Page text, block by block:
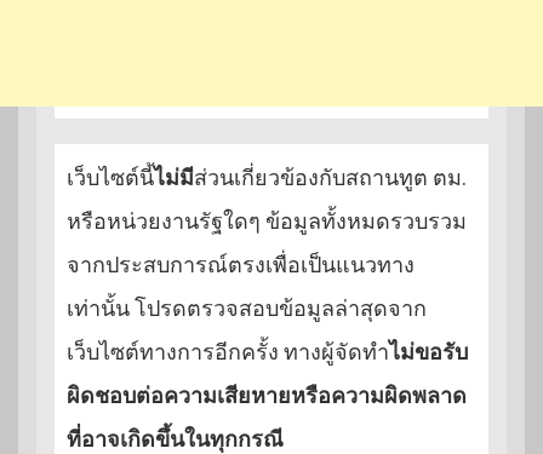
เว็บไซต์นี้ไม่มีส่วนเกี่ยวข้องกับสถานทูต ตม.
หรือหน่วยงานรัฐใดๆ ข้อมูลทั้งหมดรวบรวม
จากประสบการณ์ตรงเพื่อเป็นแนวทาง
เท่านั้น โปรดตรวจสอบข้อมูลล่าสุดจาก
เว็บไซต์ทางการอีกครั้ง ทางผู้จัดทำไม่ขอรับ
ผิดชอบต่อความเสียหายหรือความผิดพลาด
ที่อาจเกิดขึ้นในทุกกรณี